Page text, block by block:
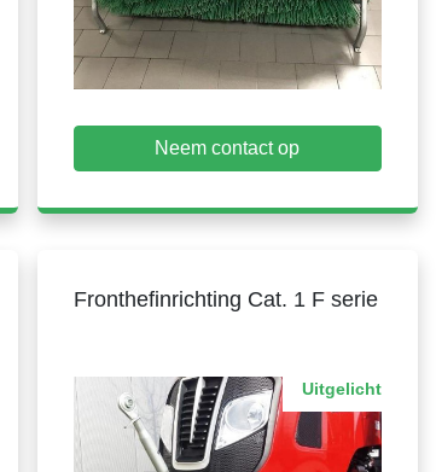
Neem contact op
Fronthefinrichting Cat. 1 F serie
Uitgelicht